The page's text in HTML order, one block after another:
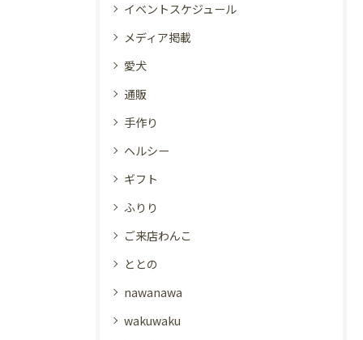
イベントスケジュール
メディア掲載
愛犬
通販
手作り
ヘルシー
ギフト
ふりり
ご来店わんこ
ととの
nawanawa
wakuwaku